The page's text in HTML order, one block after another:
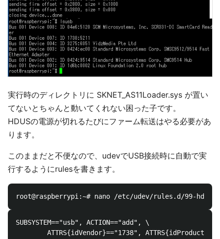
実行時のディレクトリに SKNET_AS11Loader.sys が置い
てないとちゃんと動いてくれない困った子です。
HDUSの電源が切れるたびにファーム転送はやる必要があ
ります。
このままだと不便なので、udevでUSB接続時に自動で実
行するようにrulesを書きます。
SUBSYSTEM=="usb", ACTION=="add", \
ATTRS{idVendor}=="1738",